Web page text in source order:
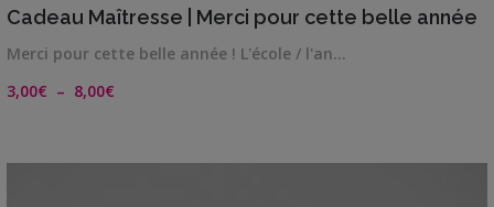
Cadeau Maîtresse | Merci pour cette belle année
Merci pour cette belle année ! L'école / l'an…
3,00€ – 8,00€